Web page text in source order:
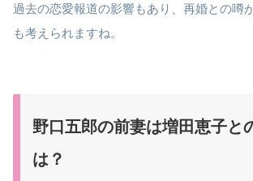
過去の恋愛報道の影響もあり、再婚との噂
も考えられますね。
野口五郎の前妻は増田恵子と
は？